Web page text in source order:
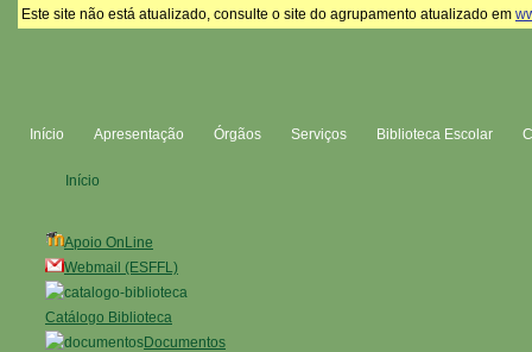
Este site não está atualizado, consulte o site do agrupamento atualizado em
Início Apresentação Órgãos Serviços Biblioteca Escolar
Apoio OnLine
Webmail (ESFFL)
Catálogo Biblioteca
Documentos
Início